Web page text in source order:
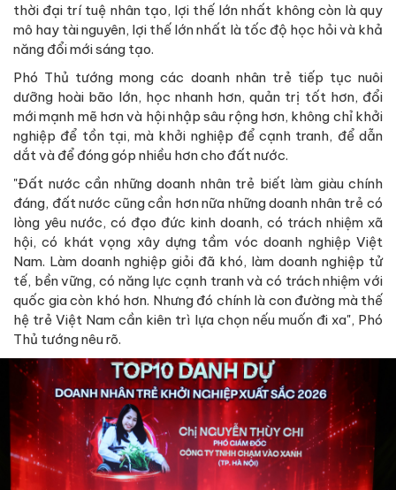
thời đại trí tuệ nhân tạo, lợi thế lớn nhất không còn là quy
mô hay tài nguyên, lợi thế lớn nhất là tốc độ học hỏi và khả
năng đổi mới sáng tạo.
Phó Thủ tướng mong các doanh nhân trẻ tiếp tục nuôi
dưỡng hoài bão lớn, học nhanh hơn, quản trị tốt hơn, đổi
mới mạnh mẽ hơn và hội nhập sâu rộng hơn, không chỉ khởi
nghiệp để tồn tại, mà khởi nghiệp để cạnh tranh, để dẫn
dắt và để đóng góp nhiều hơn cho đất nước.
"Đất nước cần những doanh nhân trẻ biết làm giàu chính
đáng, đất nước cũng cần hơn nữa những doanh nhân trẻ có
lòng yêu nước, có đạo đức kinh doanh, có trách nhiệm xã
hội, có khát vọng xây dựng tầm vóc doanh nghiệp Việt
Nam. Làm doanh nghiệp giỏi đã khó, làm doanh nghiệp tử
tế, bền vững, có năng lực cạnh tranh và có trách nhiệm với
quốc gia còn khó hơn. Nhưng đó chính là con đường mà thế
hệ trẻ Việt Nam cần kiên trì lựa chọn nếu muốn đi xa", Phó
Thủ tướng nêu rõ.